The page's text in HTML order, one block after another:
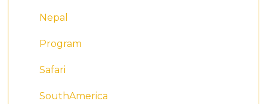
Nepal
Program
Safari
SouthAmerica